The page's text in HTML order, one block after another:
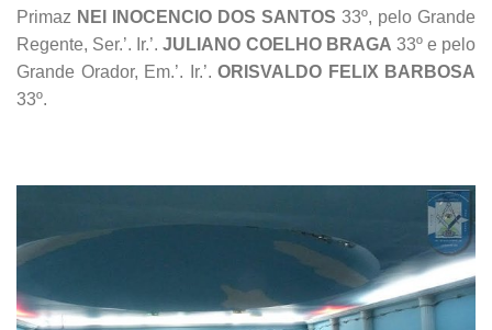
Primaz NEI INOCENCIO DOS SANTOS 33º, pelo Grande
Regente, Ser.’. Ir.’.JULIANO COELHO BRAGA 33º e pelo
Grande Orador, Em.’. Ir.’. ORISVALDO FELIX BARBOSA
33º.